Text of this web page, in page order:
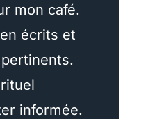
mon café.
écrits et
informée.